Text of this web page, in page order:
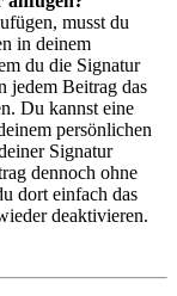
musst du
in deinem
du die Signatur
jedem Beitrag das
Du kannst eine
persönlichen
Signatur
dennoch ohne
dort einfach das
deaktivieren.